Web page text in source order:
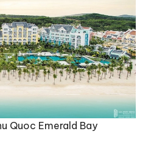
Quoc Emerald Bay